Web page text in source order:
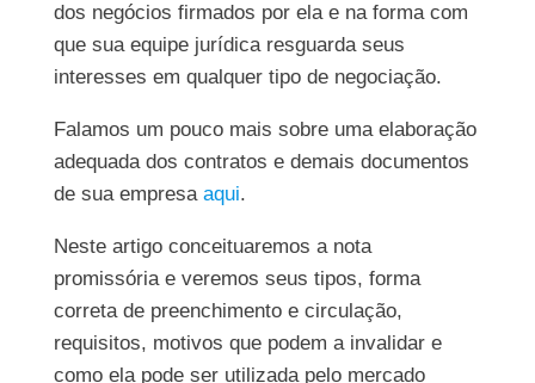
dos negócios firmados por ela e na forma com
que sua equipe jurídica resguarda seus
interesses em qualquer tipo de negociação.
Falamos um pouco mais sobre uma elaboração
adequada dos contratos e demais documentos
de sua empresa aqui.
Neste artigo conceituaremos a nota
promissória e veremos seus tipos, forma
correta de preenchimento e circulação,
requisitos, motivos que podem a invalidar e
como ela pode ser utilizada pelo mercado